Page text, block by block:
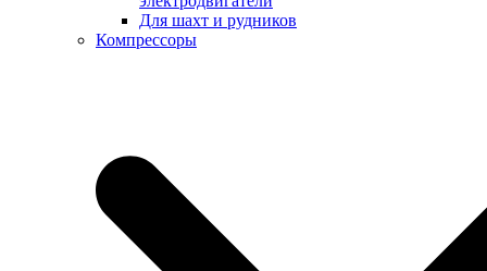
Для шахт и рудников
Компрессоры